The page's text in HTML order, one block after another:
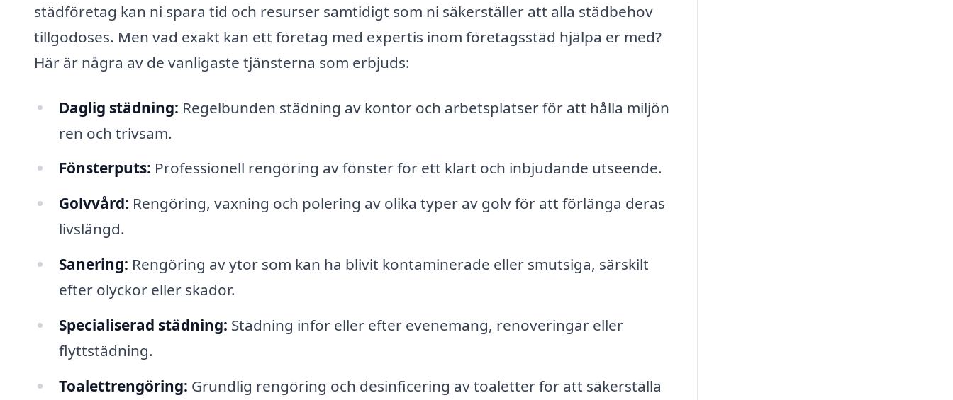
städföretag kan ni spara tid och resurser samtidigt som ni säkerställer att alla städbehov
tillgodoses. Men vad exakt kan ett företag med expertis inom företagsstäd hjälpa er med?
Här är några av de vanligaste tjänsterna som erbjuds:
Daglig städning: Regelbunden städning av kontor och arbetsplatser för att hålla miljön
ren och trivsam.
Fönsterputs: Professionell rengöring av fönster för ett klart och inbjudande utseende.
Golvvård: Rengöring, vaxning och polering av olika typer av golv för att förlänga deras
livslängd.
Sanering: Rengöring av ytor som kan ha blivit kontaminerade eller smutsiga, särskilt
efter olyckor eller skador.
Specialiserad städning: Städning inför eller efter evenemang, renoveringar eller
flyttstädning.
Toalettrengöring: Grundlig rengöring och desinficering av toaletter för att säkerställa